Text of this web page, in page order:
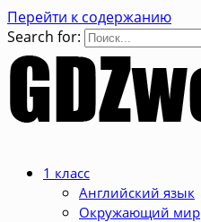
Перейти к содержанию
Search for:
1 класс
Английский язык
Окружающий мир